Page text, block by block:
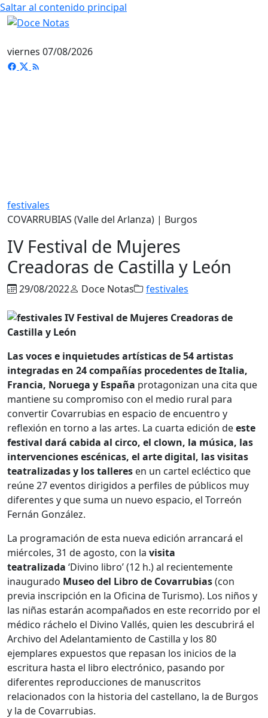
Saltar al contenido principal
viernes 07/08/2026
festivales
COVARRUBIAS (Valle del Arlanza) | Burgos
IV Festival de Mujeres
Creadoras de Castilla y León
29/08/2022 Doce Notas festivales
Las voces e inquietudes artísticas de 54 artistas
integradas en 24 compañías procedentes de Italia,
Francia, Noruega y España protagonizan una cita que
mantiene su compromiso con el medio rural para
convertir Covarrubias en espacio de encuentro y
reflexión en torno a las artes. La cuarta edición deeste
festival dará cabida al circo, el clown, la música, las
intervenciones escénicas, el arte digital, las visitas
teatralizadas y los talleres en un cartel ecléctico que
reúne 27 eventos dirigidos a perfiles de públicos muy
diferentes y que suma un nuevo espacio, el Torreón
Fernán González.
La programación de esta nueva edición arrancará el
miércoles, 31 de agosto, con la visita
teatralizada ‘Divino libro’ (12 h.) al recientemente
inaugurado Museo del Libro de Covarrubias(con
previa inscripción en la Oficina de Turismo). Los niños y
las niñas estarán acompañados en este recorrido por el
médico ráchelo el Divino Vallés, quien les descubrirá el
Archivo del Adelantamiento de Castilla y los 80
ejemplares expuestos que repasan los inicios de la
escritura hasta el libro electrónico, pasando por
diferentes reproducciones de manuscritos
relacionados con la historia del castellano, la de Burgos
y la de Covarrubias.